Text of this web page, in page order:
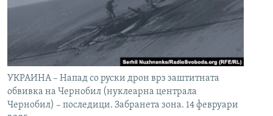
УКРАИНА – Напад со руски дрон врз заштитната
обвивка на Чернобил (нуклеарна централа
Чернобил) – последици. Забранета зона. 14 февруари